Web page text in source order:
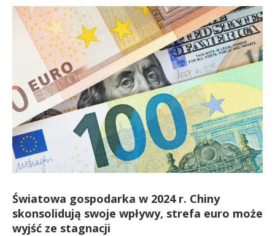
Światowa gospodarka w 2024 r. Chiny
skonsolidują swoje wpływy, strefa euro może
wyjść ze stagnacji